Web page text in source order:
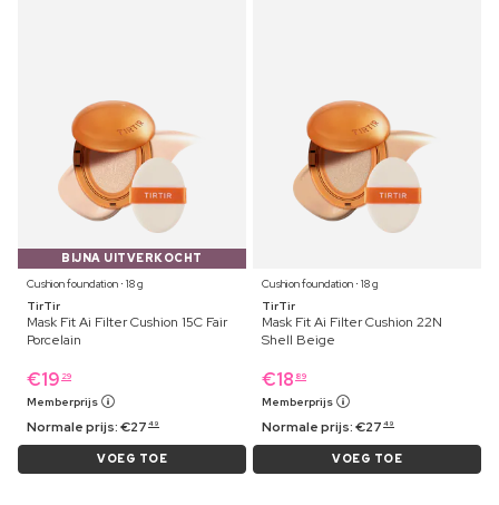
BIJNA UITVERKOCHT
Cushion foundation ⋅ 18 g
TirTir
Mask Fit Ai Filter Cushion 15C Fair
Porcelain
€19 29
Memberprijs
Normale prijs:€27 49
VOEG TOE
Cushion foundation ⋅ 18 g
TirTir
Mask Fit Ai Filter Cushion 22N
Shell Beige
€18 89
Memberprijs
Normale prijs:€27 49
VOEG TOE